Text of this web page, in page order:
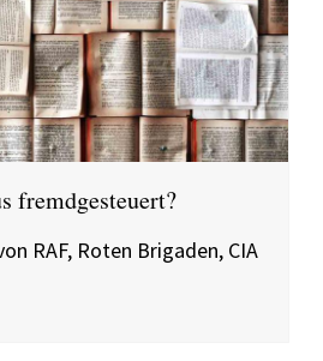
fremdgesteuert?
RAF, Roten Brigaden, CIA